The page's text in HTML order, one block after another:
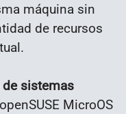
máquina sin
de recursos
sistemas
MicroOS